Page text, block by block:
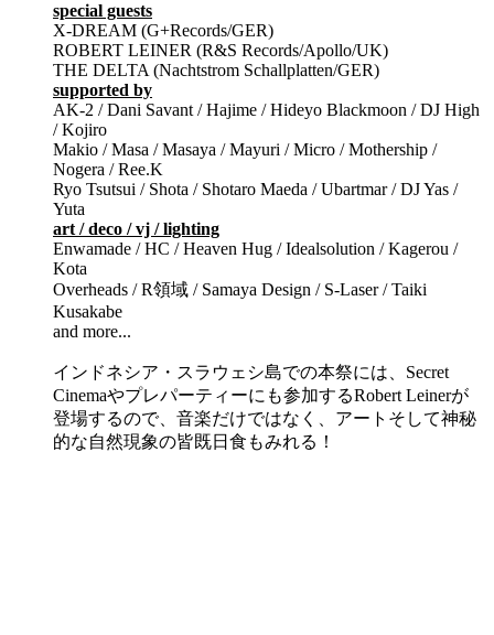
special guests
X-DREAM (G+Records/GER)
ROBERT LEINER (R&S Records/Apollo/UK)
THE DELTA (Nachtstrom Schallplatten/GER)
supported by
AK-2 / Dani Savant / Hajime / Hideyo Blackmoon / DJ High
/ Kojiro
Makio / Masa / Masaya / Mayuri / Micro / Mothership /
Nogera / Ree.K
Ryo Tsutsui / Shota / Shotaro Maeda / Ubartmar / DJ Yas /
Yuta
art / deco / vj / lighting
Enwamade / HC / Heaven Hug / Idealsolution / Kagerou /
Kota
Overheads / R領域 / Samaya Design / S-Laser / Taiki
Kusakabe
and more...
インドネシア・スラウェシ島での本祭には、Secret
Cinemaやプレパーティーにも参加するRobert Leinerが
登場するので、音楽だけではなく、アートそして神秘
的な自然現象の皆既日食もみれる！